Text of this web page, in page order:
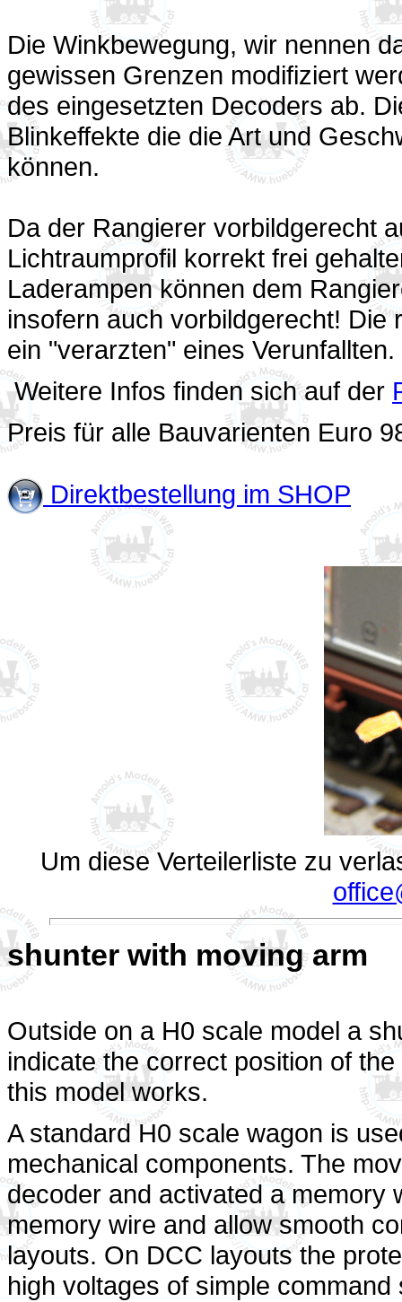
Die Winkbewegung, wir nennen
gewissen Grenzen modifiziert
des eingesetzten Decoders ab.
Blinkeffekte die die Art und
können.
Da der Rangierer vorbildgerecht
Lichtraumprofil korrekt frei
Laderampen können dem
insofern auch vorbildgerecht!
ein "verarzten" eines Verunfallten.
Weitere Infos finden sich auf der
Preis für alle Bauvarienten Euro
Direktbestellung im SHOP
Um diese Verteilerliste zu
shunter with moving arm
Outside on a H0 scale model a
indicate the correct position of
this model works.
A standard H0 scale wagon is
mechanical components. The
decoder and activated a memory
memory wire and allow smooth
layouts. On DCC layouts the
high voltages of simple command